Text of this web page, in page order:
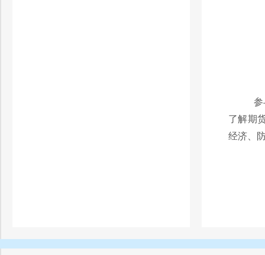
参
了解期
经济、